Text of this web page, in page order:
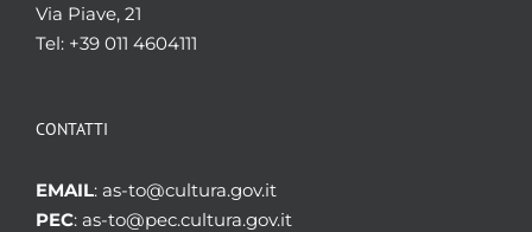
Via Piave, 21
Tel: +39 011 4604111
CONTATTI
EMAIL: as-to@cultura.gov.it
PEC: as-to@pec.cultura.gov.it